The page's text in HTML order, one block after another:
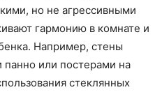
но не агрессивными
гармонию в комнате и
Например, стены
или постерами на
стеклянных